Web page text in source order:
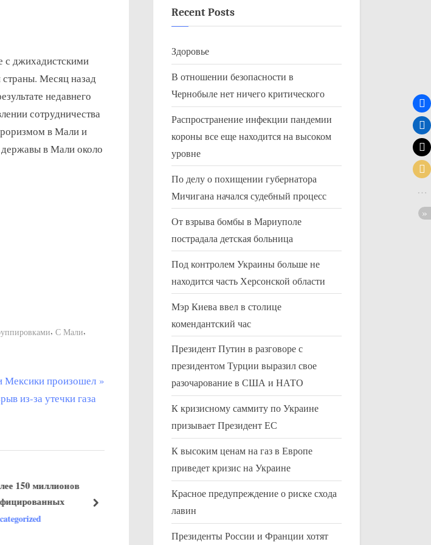
с джихадистскими
Месяц назад
недавнего
сотрудничества
в Мали и
в Мали около
, С Мали,
Мексики произошел
из-за утечки газа
150 миллионов
Посол Норвегии по вопросам
здравоохранения Джон-Арне
Рёттинген говорит о
положительных результатах
далее
Recent Posts
Здоровье
В отношении безопасности в
Чернобыле нет ничего критического
Распространение инфекции пандемии
короны все еще находится на высоком
уровне
По делу о похищении губернатора
Мичигана начался судебный процесс
От взрыва бомбы в Мариуполе
пострадала детская больница
Под контролем Украины больше не
находится часть Херсонской области
Мэр Киева ввел в столице
комендантский час
Президент Путин в разговоре с
президентом Турции выразил свое
разочарование в США и НАТО
К кризисному саммиту по Украине
призывает Президент ЕС
К высоким ценам на газ в Европе
приведет кризис на Украине
Красное предупреждение о риске схода
лавин
Президенты России и Франции хотят